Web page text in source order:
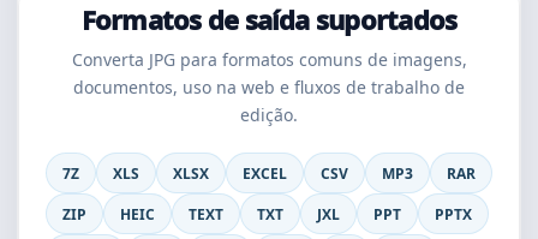
Formatos de saída suportados
Converta JPG para formatos comuns de imagens,
documentos, uso na web e fluxos de trabalho de
edição.
7Z XLS XLSX EXCEL CSV MP3
RAR
ZIP
HEIC TEXT TXT JXL PPT
PPTX